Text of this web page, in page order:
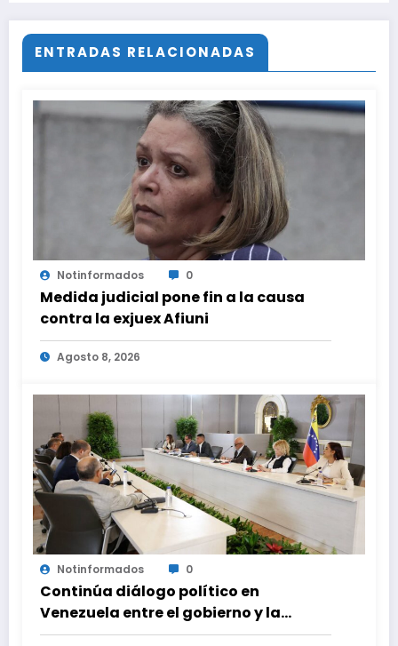
ENTRADAS RELACIONADAS
Notinformados 0
Medida judicial pone fin a la causa
contra la exjuex Afiuni
Agosto 8, 2026
Notinformados 0
Continúa diálogo político en
Venezuela entre el gobierno y la
oposición